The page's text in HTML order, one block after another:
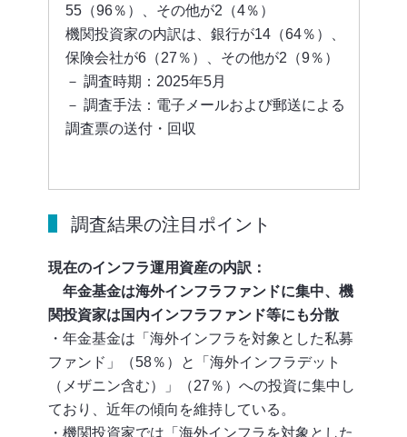
55（96％）、その他が2（4％）
機関投資家の内訳は、銀行が14（64％）、
保険会社が6（27％）、その他が2（9％）
－ 調査時期：2025年5月
－ 調査手法：電子メールおよび郵送による
調査票の送付・回収
調査結果の注目ポイント
現在のインフラ運用資産の内訳：
年金基金は海外インフラファンドに集中、機
関投資家は国内インフラファンド等にも分散
・年金基金は「海外インフラを対象とした私募
ファンド」（58％）と「海外インフラデット
（メザニン含む）」（27％）への投資に集中し
ており、近年の傾向を維持している。
・機関投資家では「海外インフラを対象とした